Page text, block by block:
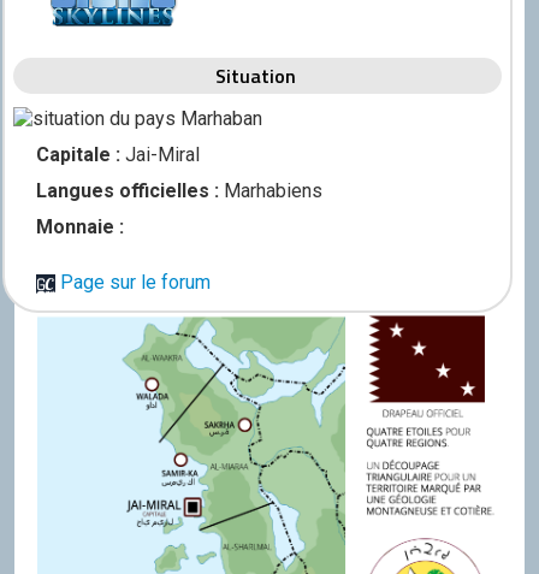
Situation
Capitale : Jai-Miral
Langues officielles : Marhabiens
Monnaie :
Page sur le forum